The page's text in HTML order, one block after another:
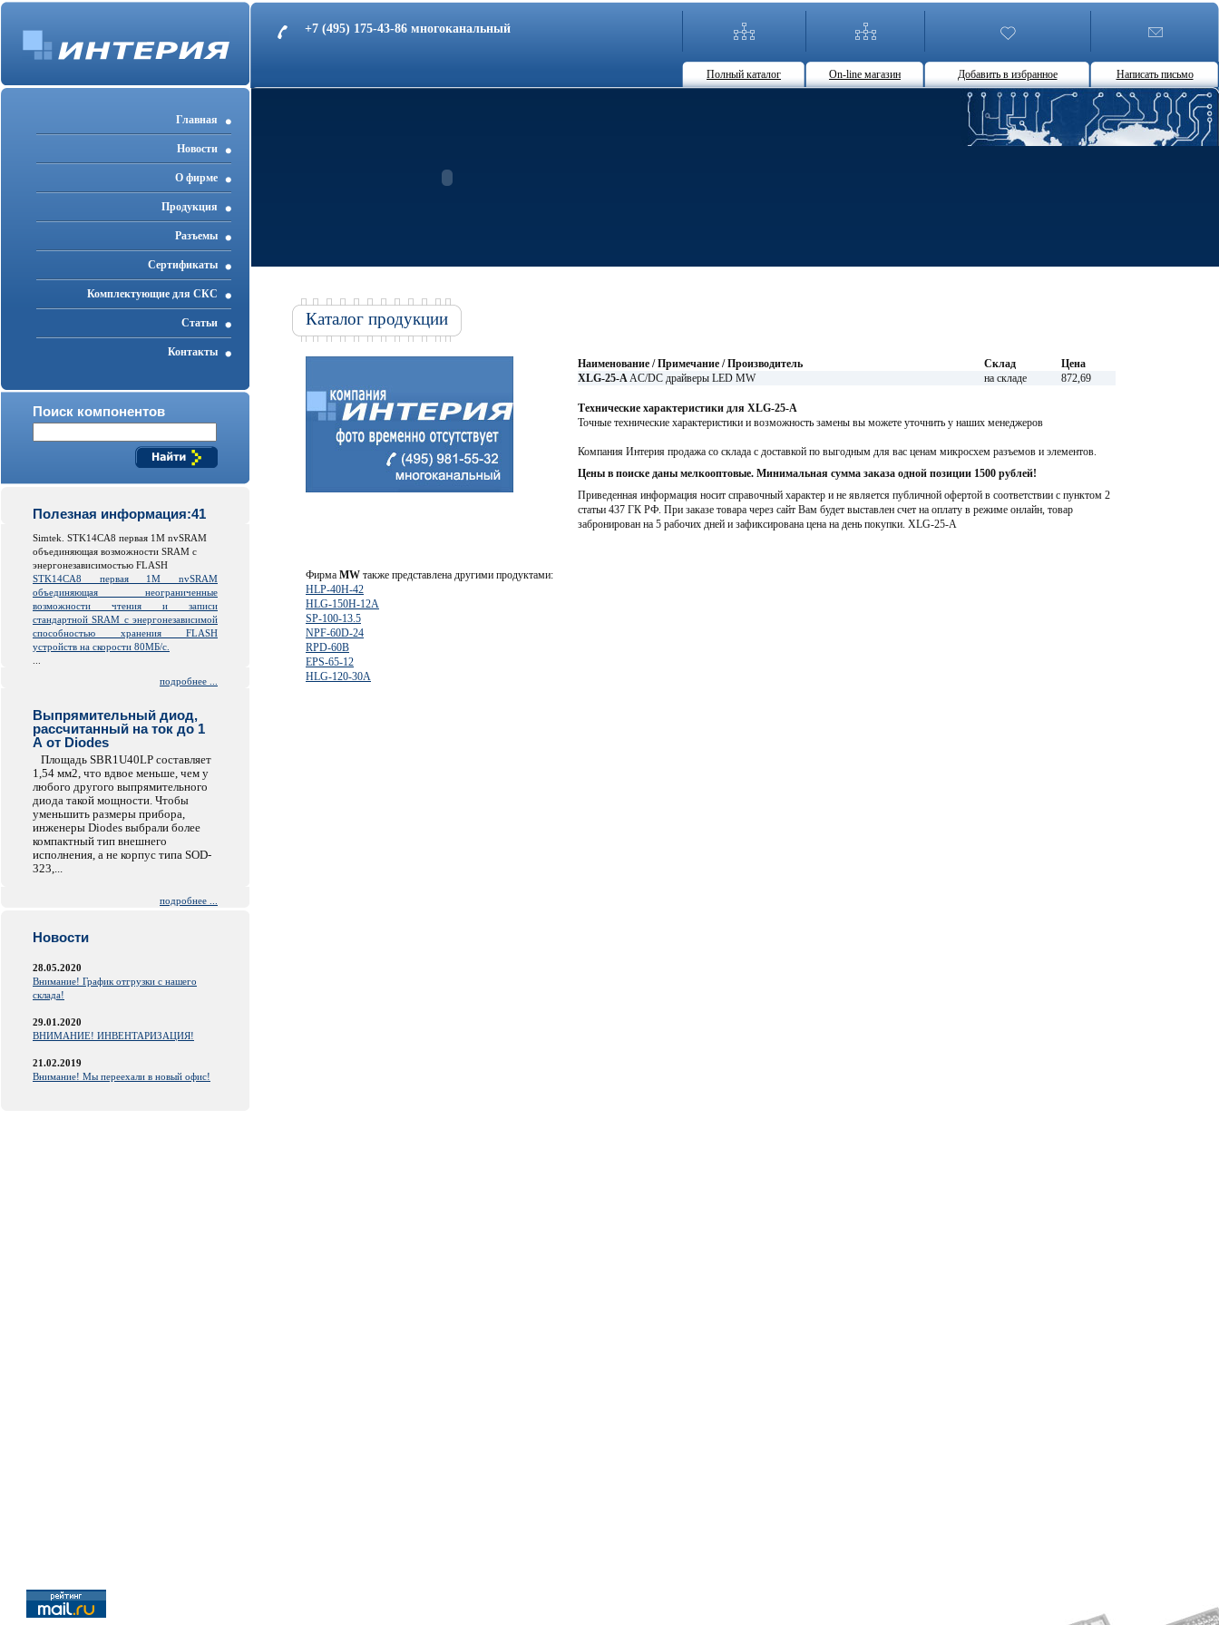
+7 (495) 175-43-86 многоканальный
Полный каталог On-line магазин Добавить в избранное Написать письмо
Главная
Новости
О фирме
Продукция
Разъемы
Cертификаты
Комплектующие для СКС
Статьи
Контакты
Поиск компонентов
Полезная информация:41
Simtek. STK14CA8 первая 1M nvSRAM
объединяющая возможности SRAM с
энергонезависимостью FLASH
STK14CA8 первая 1M nvSRAM
объединяющая неограниченные
возможности чтения и записи
стандартной SRAM с энергонезависимой
способностью хранения FLASH
устройств на скорости 80МБ/с.
подробнее ...
Выпрямительный диод,
рассчитанный на ток до 1
А от Diodes
Площадь SBR1U40LP составляет
1,54 мм2, что вдвое меньше, чем у
любого другого выпрямительного
диода такой мощности. Чтобы
уменьшить размеры прибора,
инженеры Diodes выбрали более
компактный тип внешнего
исполнения, а не корпус типа SOD-
323,...
подробнее ...
Новости
28.05.2020
Внимание! График отгрузки с нашего
склада!
29.01.2020
ВНИМАНИЕ! ИНВЕНТАРИЗАЦИЯ!
21.02.2019
Внимание! Мы переехали в новый офис!
Каталог продукции
Наименование / Примечание / Производитель Склад
Цена
XLG-25-AAC/DC драйверы LED MW на складе 872,69
Технические характеристики для XLG-25-A
Точные технические характеристики и возможность замены вы можете уточнить у наших менеджеров
Компания Интерия продажа со склада с доставкой по выгодным для вас ценам микросхем разъемов и элементов.
Цены в поиске даны мелкооптовые. Минимальная сумма заказа одной позиции 1500 рублей!
Приведенная информация носит справочный характер и не является публичной офертой в соответствии с пунктом 2
статьи 437 ГК РФ. При заказе товара через сайт Вам будет выставлен счет на оплату в режиме онлайн, товар
забронирован на 5 рабочих дней и зафиксирована цена на день покупки. XLG-25-A
Фирма MW также представлена другими продуктами:
HLP-40H-42
HLG-150H-12A
SP-100-13.5
NPF-60D-24
RPD-60B
EPS-65-12
HLG-120-30A